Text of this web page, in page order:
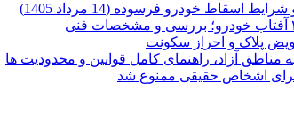
اسقاط خودرو فرسوده (14 مرداد 1405)
پلاک و احراز سکونت
مناطق آزاد، راهنمای کامل قوانین و محدودیت ها
اشخاص حقیقی ممنوع شد